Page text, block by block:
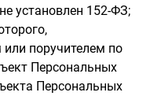
установлен 152-ФЗ;
поручителем по
Персональных
Персональных